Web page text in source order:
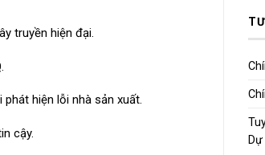
truyền hiện đại.
hiện lỗi nhà sản xuất.
cậy.